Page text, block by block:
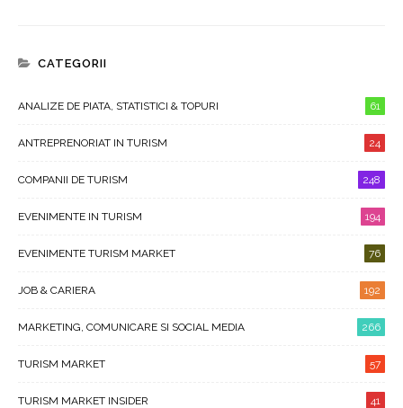
CATEGORII
ANALIZE DE PIATA, STATISTICI & TOPURI 61
ANTREPRENORIAT IN TURISM 24
COMPANII DE TURISM 248
EVENIMENTE IN TURISM 194
EVENIMENTE TURISM MARKET 76
JOB & CARIERA 192
MARKETING, COMUNICARE SI SOCIAL MEDIA 266
TURISM MARKET 57
TURISM MARKET INSIDER 41